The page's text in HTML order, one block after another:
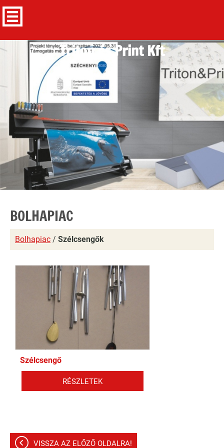
Triton és Print Kft
BOLHAPIAC
Bolhapiac / Szélcsengők
Szélcsengő
RÉSZLETEK
VISSZA AZ ELŐZŐ OLDALRA!